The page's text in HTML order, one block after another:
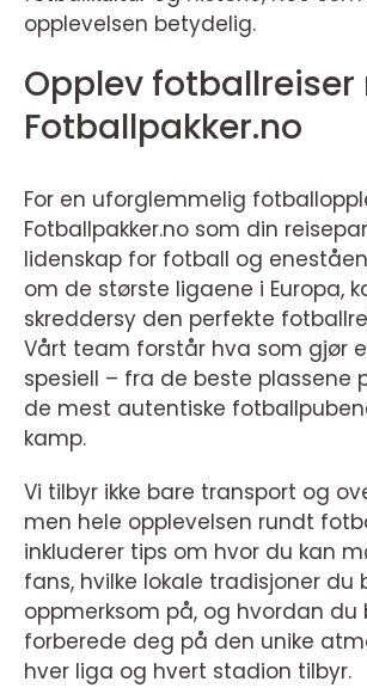
opplevelsen betydelig.
Opplev fotballreiser
Fotballpakker.no
For en uforglemmelig
Fotballpakker.no som din
lidenskap for fotball og
om de største ligaene i Europa,
skreddersy den perfekte
Vårt team forstår hva som gjør
spesiell – fra de beste plassene
de mest autentiske
kamp.
Vi tilbyr ikke bare transport og
men hele opplevelsen rundt
inkluderer tips om hvor du kan
fans, hvilke lokale tradisjoner
oppmerksom på, og hvordan du
forberede deg på den unike
hver liga og hvert stadion tilbyr.